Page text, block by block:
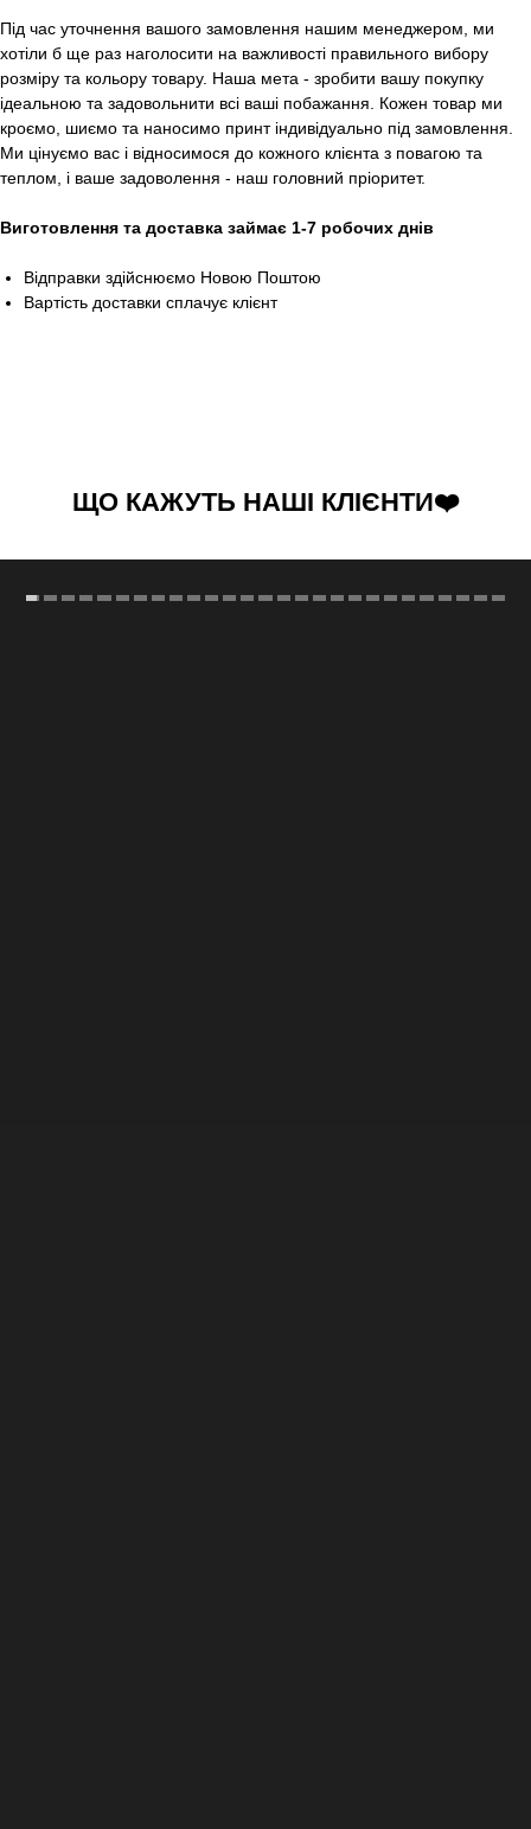
Під час уточнення вашого замовлення нашим менеджером, ми
хотіли б ще раз наголосити на важливості правильного вибору
розміру та кольору товару. Наша мета - зробити вашу покупку
ідеальною та задовольнити всі ваші побажання. Кожен товар ми
кроємо, шиємо та наносимо принт індивідуально під замовлення.
Ми цінуємо вас і відносимося до кожного клієнта з повагою та
теплом, і ваше задоволення - наш головний пріоритет.
Виготовлення та доставка займає 1-7 робочих днів
Відправки здійснюємо Новою Поштою
Вартість доставки сплачує клієнт
ЩО КАЖУТЬ НАШІ КЛІЄНТИ❤️